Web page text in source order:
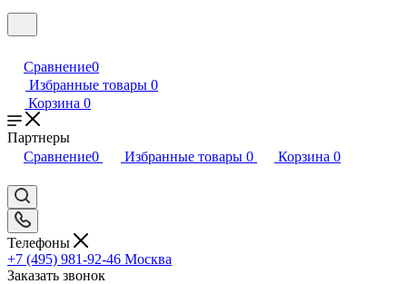
Сравнение0
Избранные товары 0
Корзина 0
Партнеры
Сравнение0 Избранные товары 0 Корзина 0
Телефоны
+7 (495) 981-92-46 Москва
Заказать звонок